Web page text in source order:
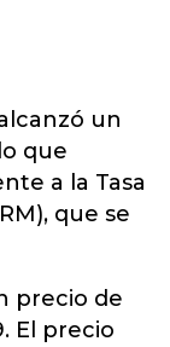
un
que
a la Tasa
que se
precio de
El precio